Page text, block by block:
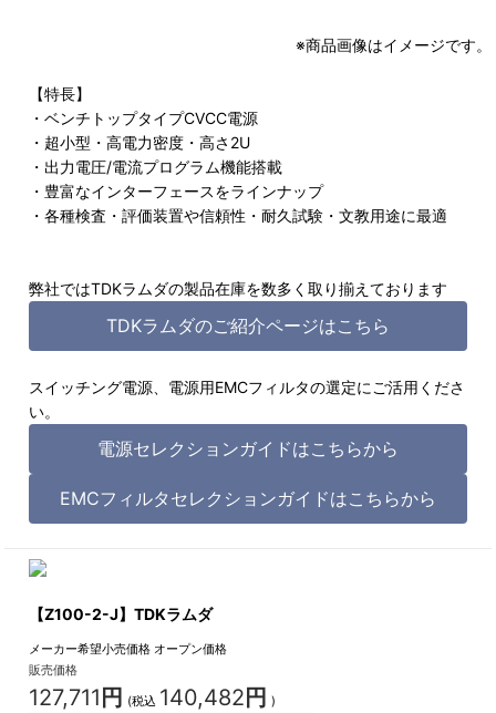
※商品画像はイメージです。
【特長】
・ベンチトップタイプCVCC電源
・超小型・高電力密度・高さ2U
・出力電圧/電流プログラム機能搭載
・豊富なインターフェースをラインナップ
・各種検査・評価装置や信頼性・耐久試験・文教用途に最適
弊社ではTDKラムダの製品在庫を数多く取り揃えております
TDKラムダのご紹介ページはこちら
スイッチング電源、電源用EMCフィルタの選定にご活用くださ
い。
電源セレクションガイドはこちらから
EMCフィルタセレクションガイドはこちらから
【Z100-2-J】TDKラムダ
メーカー希望小売価格 オープン価格
販売価格
127,711 円 (税込 140,482 円 )